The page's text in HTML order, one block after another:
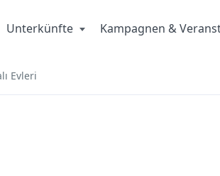
Unterkünfte Kampagnen &
Evleri